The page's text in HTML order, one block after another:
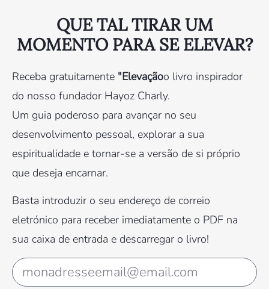
QUE TAL TIRAR UM
MOMENTO PARA SE ELEVAR?
Receba gratuitamente "Elevaçãoo livro inspirador
do nosso fundador Hayoz Charly.
Um guia poderoso para avançar no seu
desenvolvimento pessoal, explorar a sua
espiritualidade e tornar-se a versão de si próprio
que deseja encarnar.
Basta introduzir o seu endereço de correio
eletrónico para receber imediatamente o PDF na
sua caixa de entrada e descarregar o livro!